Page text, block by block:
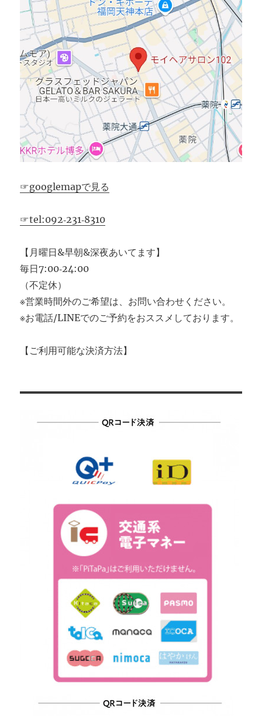
☞googlemapで見る
☞tel:092‐231‐8310
【月曜日&早朝&深夜あいてます】
毎日7:00‐24:00
（不定休）
※営業時間外のご希望は、お問い合わせください。
※お電話/LINEでのご予約をおススメしております。
【ご利用可能な決済方法】